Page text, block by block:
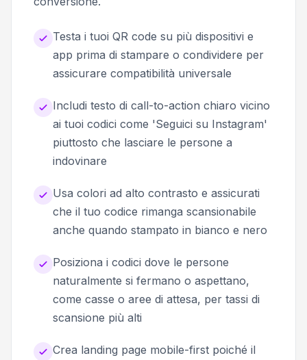
Testa i tuoi QR code su più dispositivi e
app prima di stampare o condividere per
assicurare compatibilità universale
Includi testo di call-to-action chiaro vicino
ai tuoi codici come 'Seguici su Instagram'
piuttosto che lasciare le persone a
indovinare
Usa colori ad alto contrasto e assicurati
che il tuo codice rimanga scansionabile
anche quando stampato in bianco e nero
Posiziona i codici dove le persone
naturalmente si fermano o aspettano,
come casse o aree di attesa, per tassi di
scansione più alti
Crea landing page mobile-first poiché il